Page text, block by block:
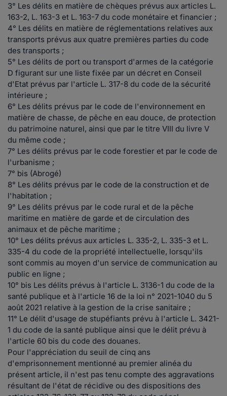
3° Les délits en matière de chèques prévus aux articles L.
163-2, L. 163-3 et L. 163-7 du code monétaire et financier ;
4° Les délits en matière de réglementations relatives aux
transports prévus aux quatre premières parties du code
des transports ;
5° Les délits de port ou transport d'armes de la catégorie
D figurant sur une liste fixée par un décret en Conseil
d'Etat prévus par l'article L. 317-8 du code de la sécurité
intérieure ;
6° Les délits prévus par le code de l'environnement en
matière de chasse, de pêche en eau douce, de protection
du patrimoine naturel, ainsi que par le titre VIII du livre V
du même code ;
7° Les délits prévus par le code forestier et par le code de
l'urbanisme ;
7° bis (Abrogé)
8° Les délits prévus par le code de la construction et de
l'habitation ;
9° Les délits prévus par le code rural et de la pêche
maritime en matière de garde et de circulation des
animaux et de pêche maritime ;
10° Les délits prévus aux articles L. 335-2, L. 335-3 et L.
335-4 du code de la propriété intellectuelle, lorsqu'ils
sont commis au moyen d'un service de communication au
public en ligne ;
10° bis Les délits prévus à l'article L. 3136-1 du code de la
santé publique et à l'article 16 de la loi n° 2021-1040 du 5
août 2021 relative à la gestion de la crise sanitaire ;
11° Le délit d'usage de stupéfiants prévu à l'article L. 3421-
1 du code de la santé publique ainsi que le délit prévu à
l'article 60 bis du code des douanes.
Pour l'appréciation du seuil de cinq ans
d'emprisonnement mentionné au premier alinéa du
présent article, il n'est pas tenu compte des aggravations
résultant de l'état de récidive ou des dispositions des